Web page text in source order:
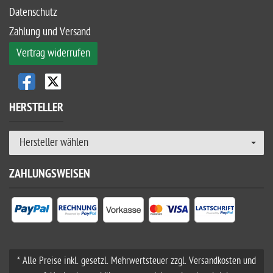
Datenschutz
Zahlung und Versand
Vertrag widerrufen
HERSTELLER
Hersteller wählen
ZAHLUNGSWEISEN
* Alle Preise inkl. gesetzl. Mehrwertsteuer zzgl. Versandkosten und